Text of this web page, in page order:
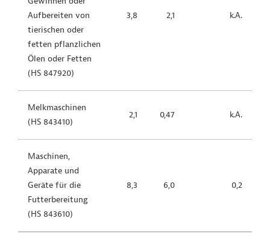
Aufbereiten von
tierischen oder
fetten pflanzlichen
Ölen oder Fetten
(HS 847920)
3,8 2,1 k.A.
Melkmaschinen
(HS 843410)
2,1 0,47 k.A.
Maschinen,
Apparate und
Geräte für die
Futterbereitung
(HS 843610)
8,3 6,0 0,2